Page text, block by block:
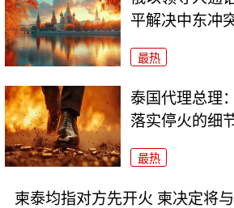
平解决中东冲
最热
泰国代理总理
落实停火的细
最热
柬泰均指对方先开火 柬决定将